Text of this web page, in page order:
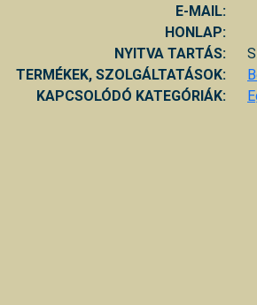
E-MAIL:
HONLAP:
NYITVA TARTÁS:
TERMÉKEK, SZOLGÁLTATÁSOK:
KAPCSOLÓDÓ KATEGÓRIÁK: